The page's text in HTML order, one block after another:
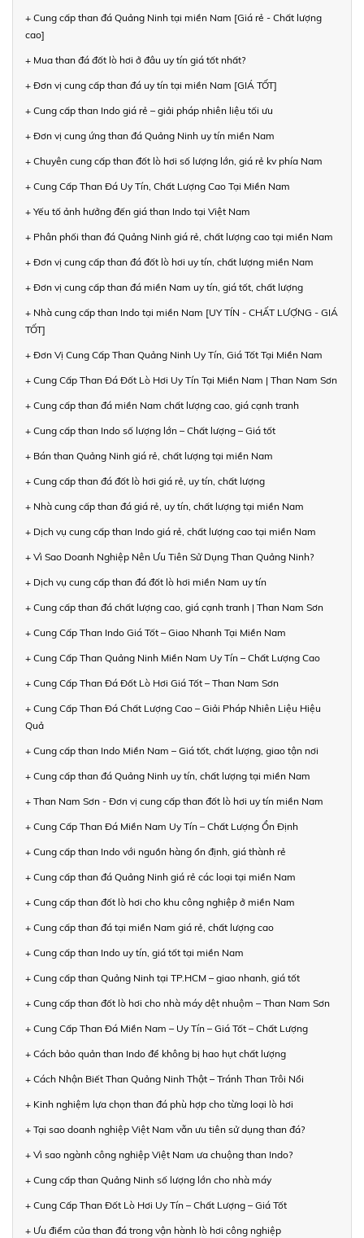
+ Cung cấp than đá Quảng Ninh tại miền Nam [Giá rẻ - Chất lượng
cao]
+ Mua than đá đốt lò hơi ở đâu uy tín giá tốt nhất?
+ Đơn vị cung cấp than đá uy tín tại miền Nam [GIÁ TỐT]
+ Cung cấp than Indo giá rẻ – giải pháp nhiên liệu tối ưu
+ Đơn vị cung ứng than đá Quảng Ninh uy tín miền Nam
+ Chuyên cung cấp than đốt lò hơi số lượng lớn, giá rẻ kv phía Nam
+ Cung Cấp Than Đá Uy Tín, Chất Lượng Cao Tại Miền Nam
+ Yếu tố ảnh hưởng đến giá than Indo tại Việt Nam
+ Phân phối than đá Quảng Ninh giá rẻ, chất lượng cao tại miền Nam
+ Đơn vị cung cấp than đá đốt lò hơi uy tín, chất lượng miền Nam
+ Đơn vị cung cấp than đá miền Nam uy tín, giá tốt, chất lượng
+ Nhà cung cấp than Indo tại miền Nam [UY TÍN - CHẤT LƯỢNG - GIÁ
TỐT]
+ Đơn Vị Cung Cấp Than Quảng Ninh Uy Tín, Giá Tốt Tại Miền Nam
+ Cung Cấp Than Đá Đốt Lò Hơi Uy Tín Tại Miền Nam | Than Nam Sơn
+ Cung cấp than đá miền Nam chất lượng cao, giá cạnh tranh
+ Cung cấp than Indo số lượng lớn – Chất lượng – Giá tốt
+ Bán than Quảng Ninh giá rẻ, chất lượng tại miền Nam
+ Cung cấp than đá đốt lò hơi giá rẻ, uy tín, chất lượng
+ Nhà cung cấp than đá giá rẻ, uy tín, chất lượng tại miền Nam
+ Dịch vụ cung cấp than Indo giá rẻ, chất lượng cao tại miền Nam
+ Vì Sao Doanh Nghiệp Nên Ưu Tiên Sử Dụng Than Quảng Ninh?
+ Dịch vụ cung cấp than đá đốt lò hơi miền Nam uy tín
+ Cung cấp than đá chất lượng cao, giá cạnh tranh | Than Nam Sơn
+ Cung Cấp Than Indo Giá Tốt – Giao Nhanh Tại Miền Nam
+ Cung Cấp Than Quảng Ninh Miền Nam Uy Tín – Chất Lượng Cao
+ Cung Cấp Than Đá Đốt Lò Hơi Giá Tốt – Than Nam Sơn
+ Cung Cấp Than Đá Chất Lượng Cao – Giải Pháp Nhiên Liệu Hiệu
Quả
+ Cung cấp than Indo Miền Nam – Giá tốt, chất lượng, giao tận nơi
+ Cung cấp than đá Quảng Ninh uy tín, chất lượng tại miền Nam
+ Than Nam Sơn - Đơn vị cung cấp than đốt lò hơi uy tín miền Nam
+ Cung Cấp Than Đá Miền Nam Uy Tín – Chất Lượng Ổn Định
+ Cung cấp than Indo với nguồn hàng ổn định, giá thành rẻ
+ Cung cấp than đá Quảng Ninh giá rẻ các loại tại miền Nam
+ Cung cấp than đốt lò hơi cho khu công nghiệp ở miền Nam
+ Cung cấp than đá tại miền Nam giá rẻ, chất lượng cao
+ Cung cấp than Indo uy tín, giá tốt tại miền Nam
+ Cung cấp than Quảng Ninh tại TP.HCM – giao nhanh, giá tốt
+ Cung cấp than đốt lò hơi cho nhà máy dệt nhuộm – Than Nam Sơn
+ Cung Cấp Than Đá Miền Nam – Uy Tín – Giá Tốt – Chất Lượng
+ Cách bảo quản than Indo để không bị hao hụt chất lượng
+ Cách Nhận Biết Than Quảng Ninh Thật – Tránh Than Trôi Nổi
+ Kinh nghiệm lựa chọn than đá phù hợp cho từng loại lò hơi
+ Tại sao doanh nghiệp Việt Nam vẫn ưu tiên sử dụng than đá?
+ Vì sao ngành công nghiệp Việt Nam ưa chuộng than Indo?
+ Cung cấp than Quảng Ninh số lượng lớn cho nhà máy
+ Cung Cấp Than Đốt Lò Hơi Uy Tín – Chất Lượng – Giá Tốt
+ Ưu điểm của than đá trong vận hành lò hơi công nghiệp